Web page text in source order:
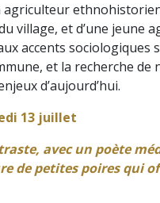
agriculteur
village, et d’une jeune
accents sociologiques
et la recherche de
d’aujourd’hui.
13 juillet
avec un poète
de petites poires qui